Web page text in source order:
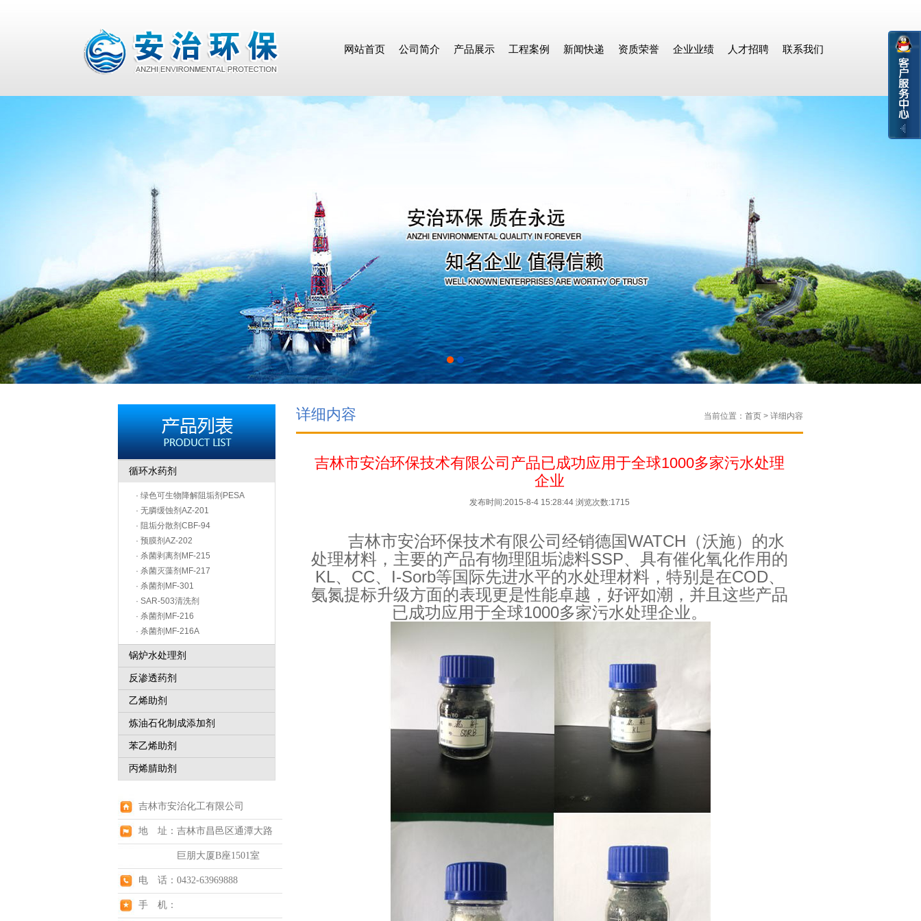
网站首页 公司简介 产品展示 工程案例 新闻快递 资质荣誉 企业业绩 人才招聘 联系我们
循环水药剂
· 绿色可生物降解阻垢剂PESA
· 无膦缓蚀剂AZ-201
· 阻垢分散剂CBF-94
· 预膜剂AZ-202
· 杀菌剥离剂MF-215
· 杀菌灭藻剂MF-217
· 杀菌剂MF-301
· SAR-503清洗剂
· 杀菌剂MF-216
· 杀菌剂MF-216A
锅炉水处理剂
反渗透药剂
乙烯助剂
炼油石化制成添加剂
苯乙烯助剂
丙烯腈助剂
吉林市安治化工有限公司
地 址：吉林市昌邑区通潭大路
巨朋大厦B座1501室
电 话：0432-63969888
手 机：
详细内容 当前位置： 首页 > 详细内容
吉林市安治环保技术有限公司产品已成功应用于全球1000多家污水处理
企业
发布时间:2015-8-4 15:28:44 浏览次数:1715
吉林市安治环保技术有限公司经销德国WATCH（沃施）的水
处理材料，主要的产品有物理阻垢滤料SSP、具有催化氧化作用的
KL、CC、I-Sorb等国际先进水平的水处理材料，特别是在COD、
氨氮提标升级方面的表现更是性能卓越，好评如潮，并且这些产品
已成功应用于全球1000多家污水处理企业。